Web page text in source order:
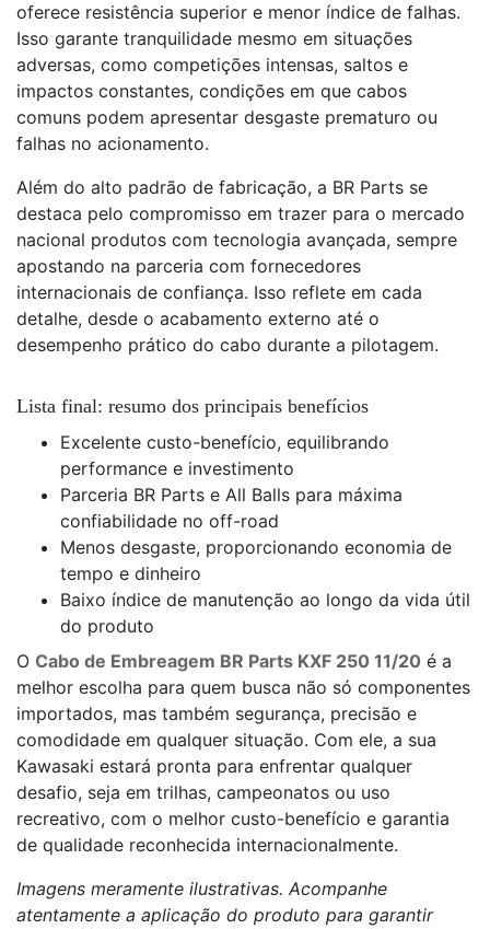
oferece resistência superior e menor índice de falhas.
Isso garante tranquilidade mesmo em situações
adversas, como competições intensas, saltos e
impactos constantes, condições em que cabos
comuns podem apresentar desgaste prematuro ou
falhas no acionamento.
Além do alto padrão de fabricação, a BR Parts se
destaca pelo compromisso em trazer para o mercado
nacional produtos com tecnologia avançada, sempre
apostando na parceria com fornecedores
internacionais de confiança. Isso reflete em cada
detalhe, desde o acabamento externo até o
desempenho prático do cabo durante a pilotagem.
Lista final: resumo dos principais benefícios
Excelente custo-benefício, equilibrando
performance e investimento
Parceria BR Parts e All Balls para máxima
confiabilidade no off-road
Menos desgaste, proporcionando economia de
tempo e dinheiro
Baixo índice de manutenção ao longo da vida útil
do produto
O Cabo de Embreagem BR Parts KXF 250 11/20 é a
melhor escolha para quem busca não só componentes
importados, mas também segurança, precisão e
comodidade em qualquer situação. Com ele, a sua
Kawasaki estará pronta para enfrentar qualquer
desafio, seja em trilhas, campeonatos ou uso
recreativo, com o melhor custo-benefício e garantia
de qualidade reconhecida internacionalmente.
Imagens meramente ilustrativas. Acompanhe
atentamente a aplicação do produto para garantir